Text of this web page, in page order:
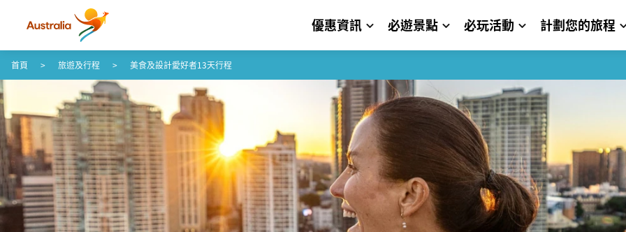
跳至內容
跳至頁尾導覽
優惠資訊 必遊景點 必玩活動 計劃您的旅程
首頁 旅遊及行程 美食及設計愛好者13天行程